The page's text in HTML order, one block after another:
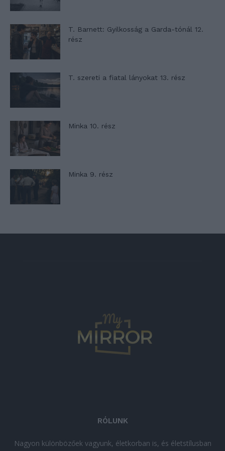
T. Barnett: Gyilkosság a Garda-tónál 12.
rész
T. szereti a fiatal lányokat 13. rész
Minka 10. rész
Minka 9. rész
RÓLUNK
Nagyon különbözőek vagyunk, életkorban is, és életstílusban